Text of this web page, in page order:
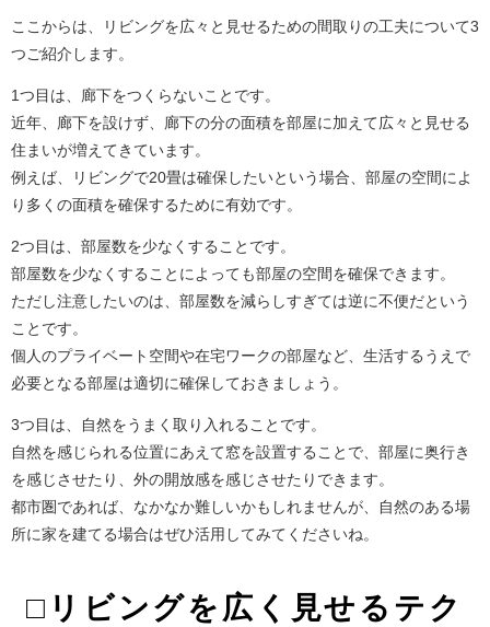
ここからは、リビングを広々と見せるための間取りの工夫について3
つご紹介します。
1つ目は、廊下をつくらないことです。
近年、廊下を設けず、廊下の分の面積を部屋に加えて広々と見せる
住まいが増えてきています。
例えば、リビングで20畳は確保したいという場合、部屋の空間によ
り多くの面積を確保するために有効です。
2つ目は、部屋数を少なくすることです。
部屋数を少なくすることによっても部屋の空間を確保できます。
ただし注意したいのは、部屋数を減らしすぎては逆に不便だという
ことです。
個人のプライベート空間や在宅ワークの部屋など、生活するうえで
必要となる部屋は適切に確保しておきましょう。
3つ目は、自然をうまく取り入れることです。
自然を感じられる位置にあえて窓を設置することで、部屋に奥行き
を感じさせたり、外の開放感を感じさせたりできます。
都市圏であれば、なかなか難しいかもしれませんが、自然のある場
所に家を建てる場合はぜひ活用してみてくださいね。
□リビングを広く見せるテク